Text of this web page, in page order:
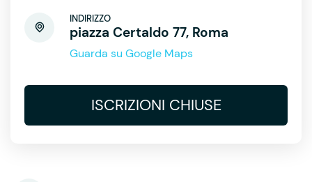
INDIRIZZO
piazza Certaldo 77, Roma
Guarda su Google Maps
ISCRIZIONI CHIUSE